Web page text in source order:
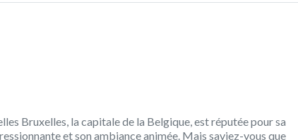
Bruxelles, la capitale de la Belgique, est réputée pour sa
et son ambiance animée. Mais saviez-vous que